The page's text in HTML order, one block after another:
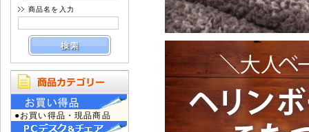
商品名を入力
●お買い得品・現品商品